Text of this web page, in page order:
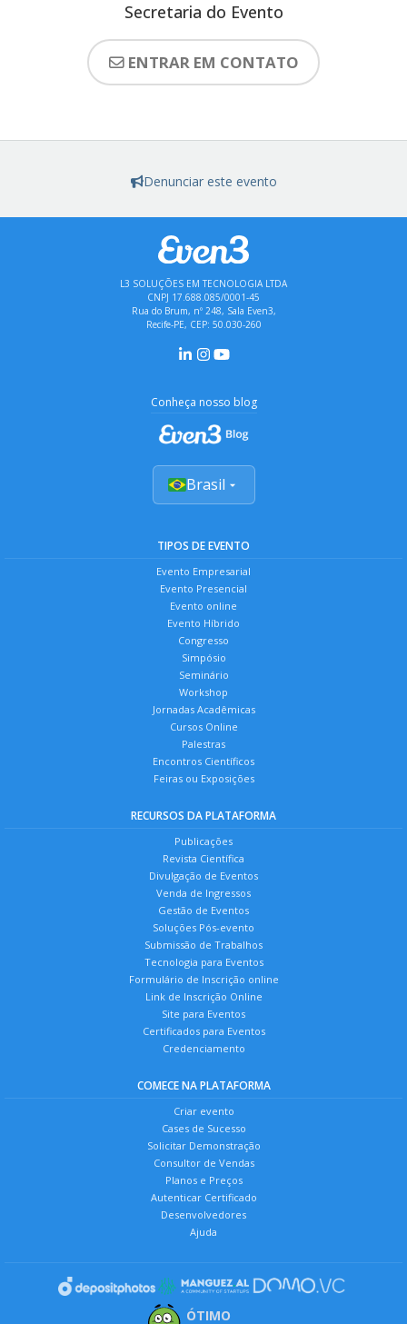
Secretaria do Evento
ENTRAR EM CONTATO
Denunciar este evento
L3 SOLUÇÕES EM TECNOLOGIA LTDA
CNPJ 17.688.085/0001-45
Rua do Brum, nº 248, Sala Even3,
Recife-PE, CEP: 50.030-260
Conheça nosso blog
Brasil
TIPOS DE EVENTO
Evento Empresarial
Evento Presencial
Evento online
Evento Híbrido
Congresso
Simpósio
Seminário
Workshop
Jornadas Acadêmicas
Cursos Online
Palestras
Encontros Científicos
Feiras ou Exposições
RECURSOS DA PLATAFORMA
Publicações
Revista Científica
Divulgação de Eventos
Venda de Ingressos
Gestão de Eventos
Soluções Pós-evento
Submissão de Trabalhos
Tecnologia para Eventos
Formulário de Inscrição online
Link de Inscrição Online
Site para Eventos
Certificados para Eventos
Credenciamento
COMECE NA PLATAFORMA
Criar evento
Cases de Sucesso
Solicitar Demonstração
Consultor de Vendas
Planos e Preços
Autenticar Certificado
Desenvolvedores
Ajuda
ÓTIMO